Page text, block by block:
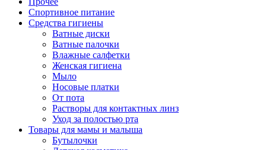
Спортивное питание
Средства гигиены
Ватные диски
Ватные палочки
Влажные салфетки
Женская гигиена
Мыло
Носовые платки
От пота
Растворы для контактных линз
Уход за полостью рта
Товары для мамы и малыша
Бутылочки